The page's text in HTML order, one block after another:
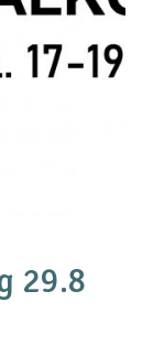
29.8